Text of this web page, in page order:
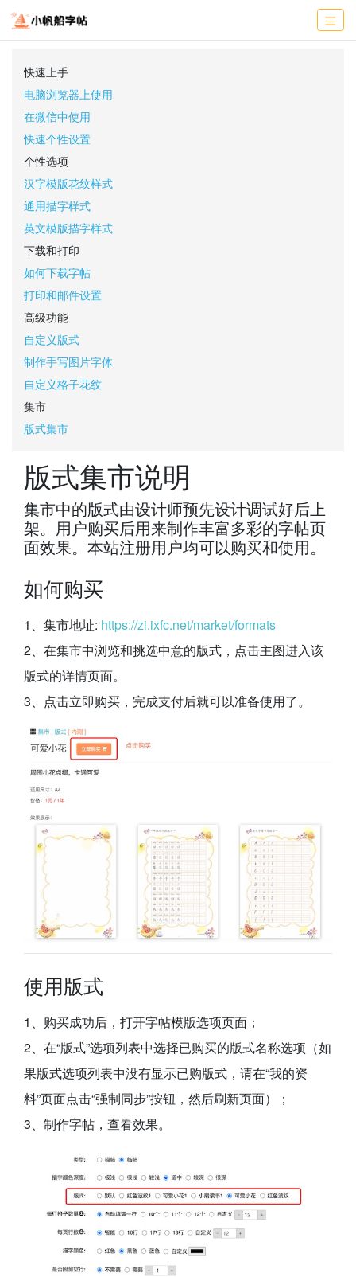
快速上手
电脑浏览器上使用
在微信中使用
快速个性设置
个性选项
汉字模版花纹样式
通用描字样式
英文模版描字样式
下载和打印
如何下载字帖
打印和邮件设置
高级功能
自定义版式
制作手写图片字体
自定义格子花纹
集市
版式集市
版式集市说明
集市中的版式由设计师预先设计调试好后上
架。用户购买后用来制作丰富多彩的字帖页
面效果。本站注册用户均可以购买和使用。
如何购买
1、集市地址: https://zi.ixfc.net/market/formats
2、在集市中浏览和挑选中意的版式，点击主图进入该
版式的详情页面。
使用版式
1、购买成功后，打开字帖模版选项页面；
2、在“版式”选项列表中选择已购买的版式名称选项（如
果版式选项列表中没有显示已购版式，请在“我的资
料”页面点击“强制同步”按钮，然后刷新页面）；